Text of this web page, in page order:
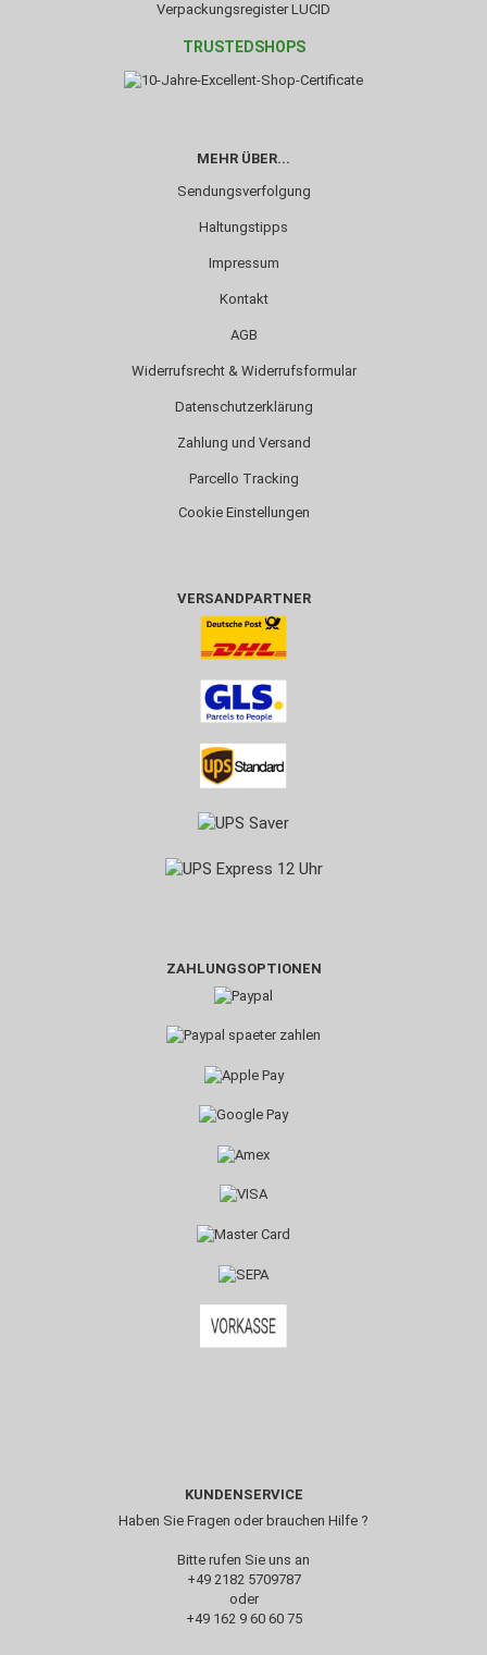
Verpackungsregister LUCID
TRUSTEDSHOPS
MEHR ÜBER...
Sendungsverfolgung
Haltungstipps
Impressum
Kontakt
AGB
Widerrufsrecht & Widerrufsformular
Datenschutzerklärung
Zahlung und Versand
Parcello Tracking
Cookie Einstellungen
VERSANDPARTNER
ZAHLUNGSOPTIONEN
KUNDENSERVICE
Haben Sie Fragen oder brauchen Hilfe ?
Bitte rufen Sie uns an
+49 2182 5709787‬
oder
+49 162 9 60 60 75